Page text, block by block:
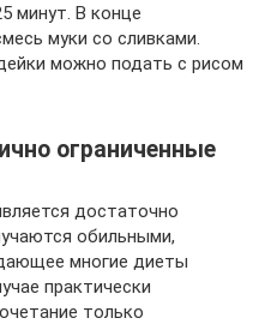
минут. В конце
муки со сливками.
можно подать с рисом
ограниченные
достаточно
обильными,
многие диеты
практически
только